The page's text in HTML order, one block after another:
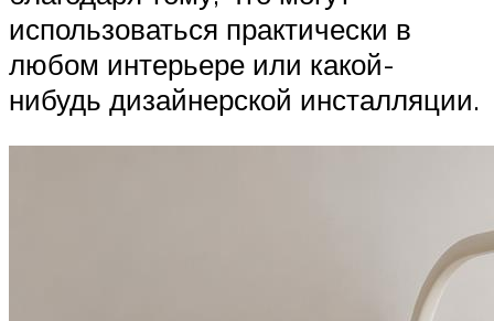
использоваться практически в
любом интерьере или какой-
нибудь дизайнерской инсталляции.